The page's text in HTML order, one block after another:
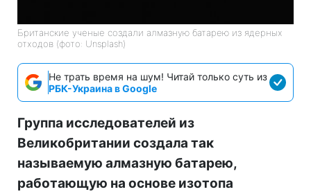
Британские ученые создали алмазную батарею из ядерных
отходов (фото: Unsplash)
Не трать время на шум! Читай только суть из
РБК-Украина в Google
Группа исследователей из
Великобритании создала так
называемую алмазную батарею,
работающую на основе изотопа